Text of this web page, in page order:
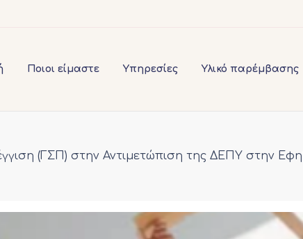
Ποιοι είμαστε Υπηρεσίες Υλικό παρέμβασης
(ΓΣΠ) στην Αντιμετώπιση της ΔΕΠΥ στην